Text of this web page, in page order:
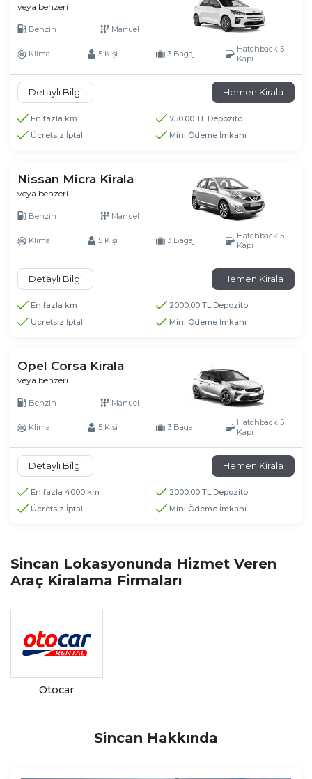
veya benzeri
Benzin Manuel
Klima 5 Kişi 3 Bagaj
Hatchback 5
Kapı
Detaylı Bilgi Hemen Kirala
En fazla km
750.00 TL Depozito
Ücretsiz İptal
Mini Ödeme İmkanı
Nissan Micra Kirala
veya benzeri
Benzin Manuel
Klima 5 Kişi 3 Bagaj
Hatchback 5
Kapı
Detaylı Bilgi Hemen Kirala
En fazla km
2000.00 TL Depozito
Ücretsiz İptal
Mini Ödeme İmkanı
Opel Corsa Kirala
veya benzeri
Benzin Manuel
Klima 5 Kişi 3 Bagaj
Hatchback 5
Kapı
Detaylı Bilgi Hemen Kirala
En fazla 4000 km
2000.00 TL Depozito
Ücretsiz İptal
Mini Ödeme İmkanı
Sincan Lokasyonunda Hizmet Veren
Araç Kiralama Firmaları
Otocar
Sincan Hakkında